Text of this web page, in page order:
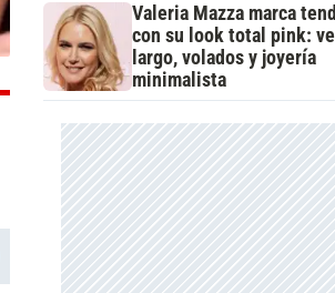
Valeria Mazza marca
con su look total pink:
largo, volados y joyería
minimalista